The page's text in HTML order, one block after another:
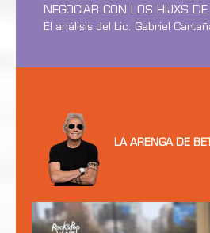
NEGOCIAR CON LOS HIJXS
El análisis del Lic. Gabriel
LA ARENGA DE